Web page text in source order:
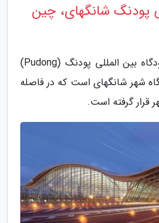
پودنگ شانگهای، چین
به گزارش جعبه مهر، فرودگاه بین المللی پودنگ (Pudong)
شهر شانگهای است که در فاصله